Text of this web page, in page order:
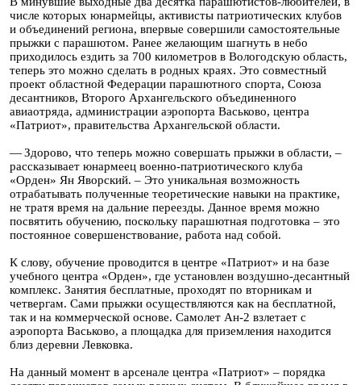
числе которых юнармейцы, активисты патриотических клубов
и объединений региона, впервые совершили самостоятельные
прыжки с парашютом. Ранее желающим шагнуть в небо
приходилось ездить за 700 километров в Вологодскую область,
теперь это можно сделать в родных краях. Это совместный
проект областной Федерации парашютного спорта, Союза
десантников, Второго Архангельского объединенного
авиаотряда, администрации аэропорта Васьково, центра
«Патриот», правительства Архангельской области.
— Здорово, что теперь можно совершать прыжки в области, –
рассказывает юнармеец военно-патриотического клуба
«Орден» Ян Яворский. – Это уникальная возможность
отрабатывать полученные теоретические навыки на практике,
не тратя время на дальние переезды. Данное время можно
посвятить обучению, поскольку парашютная подготовка – это
постоянное совершенствование, работа над собой.
К слову, обучение проводится в центре «Патриот» и на базе
учебного центра «Орден», где установлен воздушно-десантный
комплекс. Занятия бесплатные, проходят по вторникам и
четвергам. Сами прыжки осуществляются как на бесплатной,
так и на коммерческой основе. Самолет Ан-2 взлетает с
аэропорта Васьково, а площадка для приземления находится
близ деревни Левковка.
На данный момент в арсенале центра «Патриот» – порядка